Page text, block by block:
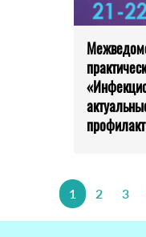
1 2 3